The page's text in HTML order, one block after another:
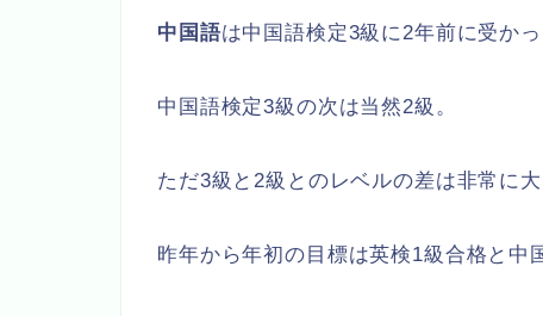
中国語は中国語検定3級に2年前に受かっ
中国語検定3級の次は当然2級。
ただ3級と2級とのレベルの差は非常に大
昨年から年初の目標は英検1級合格と中